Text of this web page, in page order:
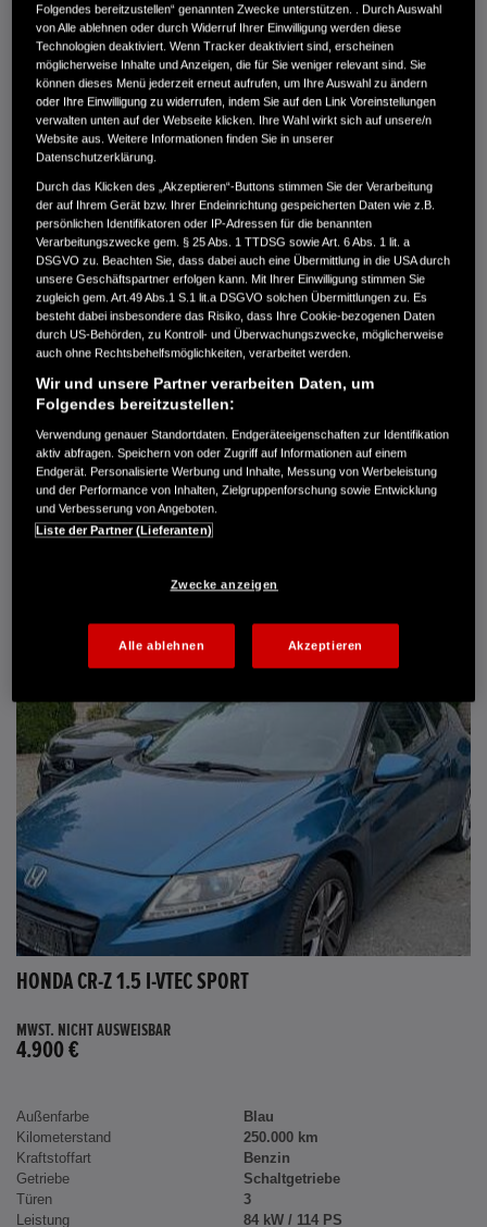
MWST. NICHT AUSWEISBAR
3.900 €
Außenfarbe
crystal black pearl
Kilometerstand
166.000 km
Kraftstoffart
Super
Getriebe
Automatik
Türen
5
Leistung
61 kW / 83 PS
Hubraum
1.339 cm³
Erstzulassung
10.2007
Bauart
Limousine
AUTO HARKE GMBH
Randersweide 59-63
21035 Hamburg
+49 40 735 935 0
DETAILS
HONDA CR-Z 1.5 I-VTEC SPORT
MWST. NICHT AUSWEISBAR
4.900 €
Außenfarbe
Blau
Kilometerstand
250.000 km
Kraftstoffart
Benzin
Getriebe
Schaltgetriebe
Türen
3
Leistung
84 kW / 114 PS
Folgendes bereitzustellen“ genannten Zwecke unterstützen. . Durch Auswahl
von Alle ablehnen oder durch Widerruf Ihrer Einwilligung werden diese
Technologien deaktiviert. Wenn Tracker deaktiviert sind, erscheinen
möglicherweise Inhalte und Anzeigen, die für Sie weniger relevant sind. Sie
können dieses Menü jederzeit erneut aufrufen, um Ihre Auswahl zu ändern
oder Ihre Einwilligung zu widerrufen, indem Sie auf den Link Voreinstellungen
verwalten unten auf der Webseite klicken. Ihre Wahl wirkt sich auf unsere/n
Website aus. Weitere Informationen finden Sie in unserer
Datenschutzerklärung.
Durch das Klicken des „Akzeptieren“-Buttons stimmen Sie der Verarbeitung
der auf Ihrem Gerät bzw. Ihrer Endeinrichtung gespeicherten Daten wie z.B.
persönlichen Identifikatoren oder IP-Adressen für die benannten
Verarbeitungszwecke gem. § 25 Abs. 1 TTDSG sowie Art. 6 Abs. 1 lit. a
DSGVO zu. Beachten Sie, dass dabei auch eine Übermittlung in die USA durch
unsere Geschäftspartner erfolgen kann. Mit Ihrer Einwilligung stimmen Sie
zugleich gem. Art.49 Abs.1 S.1 lit.a DSGVO solchen Übermittlungen zu. Es
besteht dabei insbesondere das Risiko, dass Ihre Cookie-bezogenen Daten
durch US-Behörden, zu Kontroll- und Überwachungszwecke, möglicherweise
auch ohne Rechtsbehelfsmöglichkeiten, verarbeitet werden.
Wir und unsere Partner verarbeiten Daten, um
Folgendes bereitzustellen:
Verwendung genauer Standortdaten. Endgeräteeigenschaften zur Identifikation
aktiv abfragen. Speichern von oder Zugriff auf Informationen auf einem
Endgerät. Personalisierte Werbung und Inhalte, Messung von Werbeleistung
und der Performance von Inhalten, Zielgruppenforschung sowie Entwicklung
und Verbesserung von Angeboten.
Liste der Partner (Lieferanten)
Zwecke anzeigen
Alle ablehnen Akzeptieren